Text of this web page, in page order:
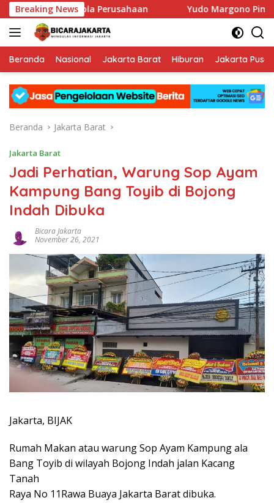
Langsung
ke
konten
Breaking News
Tata Kelola Perusahaan Yudo Margono Pimpin
Beranda Nasional Jakarta Barat Hiburan Jakarta Pusat
Beranda Jakarta Barat
Jakarta Barat
Jadi Perhatian, Warung Sop Ayam
Kampung Bang Toyib di Bojong
Indah Dibuka
Bicara Jakarta
November 26, 2021
Jakarta, BIJAK
Rumah Makan atau warung Sop Ayam Kampung ala
Bang Toyib di wilayah Bojong Indah jalan Kacang
Tanah
Raya No 11Rawa Buaya Jakarta Barat dibuka.